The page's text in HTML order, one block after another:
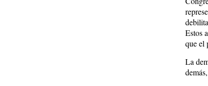
Estos
que el
La